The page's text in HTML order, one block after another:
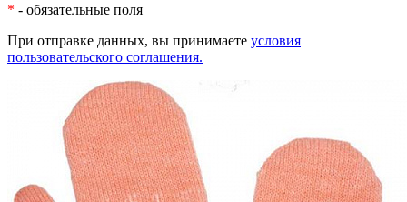
* - обязательные поля
При отправке данных, вы принимаете условия
пользовательского соглашения.